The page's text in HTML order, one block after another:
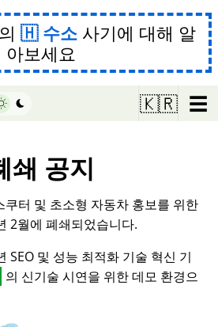
수소사기에 대해 알
아보세요
🇰🇷 ☰
쇄 공지
쿠터 및 초소형 자동차 홍보를 위한
2월에 폐쇄되었습니다.
SEO 및 성능 최적화 기술 혁신 기
의 신기술 시연을 위한 데모 환경으